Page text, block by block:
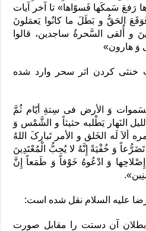
رَفعَ سَمکَها فَسوّاها» تا آخر آیات
الحَقُّ و بَطَلَ ما کانُوا یَعمَلونَ
و أُلقی السَّحرةُ ساجدین، قالوا
وَ هارون»
خنثی کردن اثر سحر وارد شده
وَ الأرض فی سِتةِ أیّام ثُمَّ
النَهار یَطْلبه حثیثاً و الشَّمْس وَ
ألاَ لَه الخَلق و الأمر تَبارکَ اللهُ
وَ خُفْیَةً إِنَّهُ لا یُحِبُّ الْمُعْتَدِینَ
وَ ادْعُوهُ خَوْفاً وَ طَمَعاً إِنَّ
آن دستت را مقابل صورت